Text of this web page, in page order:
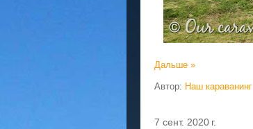
Дальше »
Автор: Наш караванинг
7 сент. 2020 г.